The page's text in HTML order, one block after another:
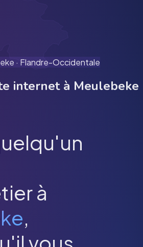
· Flandre-Occidentale
internet à Meulebeke
à
,